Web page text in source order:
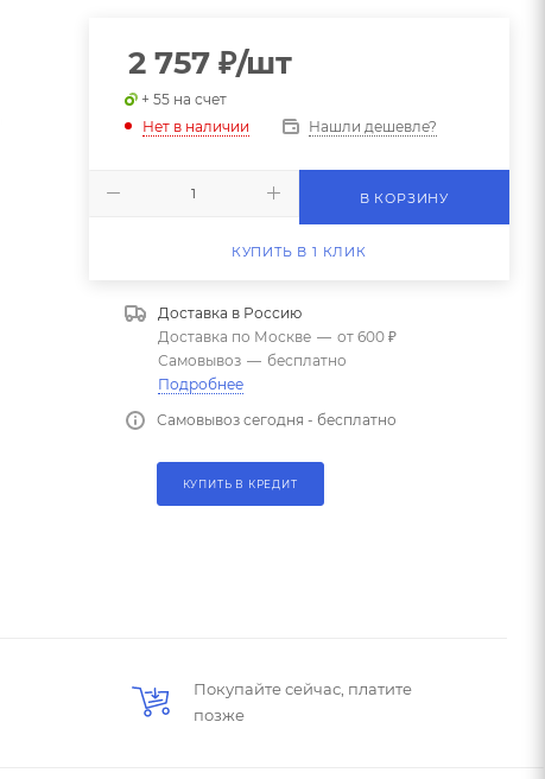
2 757₽/шт
+ 55 на счет
Нет в наличии
Нашли дешевле?
В КОРЗИНУ
КУПИТЬ В 1 КЛИК
Доставка в Россию
Доставка по Москве — от 600 ₽
Самовывоз — бесплатно
Подробнее
Самовывоз сегодня - бесплатно
КУПИТЬ В КРЕДИТ
Покупайте сейчас, платите
позже